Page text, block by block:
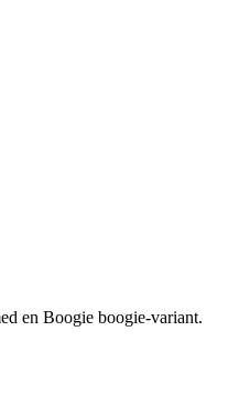
en Boogie boogie-variant.